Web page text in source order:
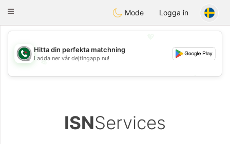
Weshrak
Toggle
Mode Logga in
💖
💕
Hitta din perfekta matchning
Ladda ner vår dejtingapp nu!
ISNServices